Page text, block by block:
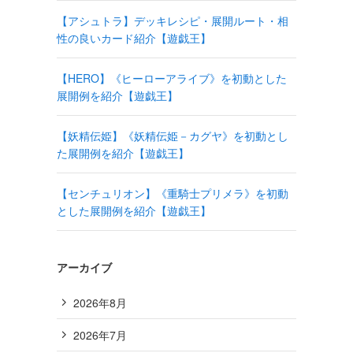
【アシュトラ】デッキレシピ・展開ルート・相
性の良いカード紹介【遊戯王】
【HERO】《ヒーローアライブ》を初動とした
展開例を紹介【遊戯王】
【妖精伝姫】《妖精伝姫－カグヤ》を初動とし
た展開例を紹介【遊戯王】
【センチュリオン】《重騎士プリメラ》を初動
とした展開例を紹介【遊戯王】
アーカイブ
2026年8月
2026年7月